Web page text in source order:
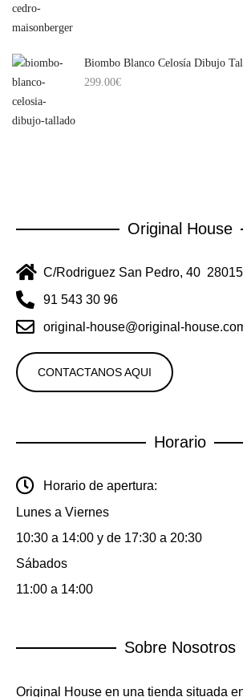
Biombo Blanco Celosía Dibujo
299.00€
Original House
C/Rodriguez San Pedro, 40
91 543 30 96
original-house@original-
CONTACTANOS AQUI
Horario
Horario de apertura:
Lunes a Viernes
10:30 a 14:00 y de 17:30 a 20:30
Sábados
11:00 a 14:00
Sobre Nosotros
Original House en una tienda situada